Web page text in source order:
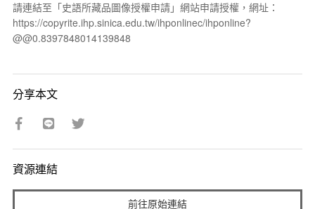
請連結至「史語所藏品圖像授權申請」網站申請授權，網址：
https://copyrite.ihp.sinica.edu.tw/ihponlinec/ihponline?
@@0.8397848014139848
分享本文
資源連結
前往原始連結